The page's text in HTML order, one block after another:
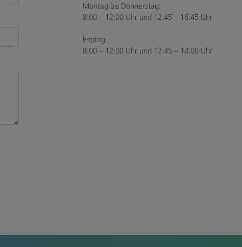
Montag bis Donnerstag:
8:00 – 12:00 Uhr und 12:45 – 16:45 Uhr
Freitag:
8:00 – 12:00 Uhr und 12:45 – 14:00 Uhr